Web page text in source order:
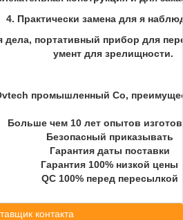
4. Практически замена для я
портативный прибор для
умент для зрелищности.
промышленный Co,
Больше чем 10 лет опытов
Безопасный приказывать
Гарантия даты поставки
Гарантия 100% низкой цены
QC 100% перед пересылкой
контакта